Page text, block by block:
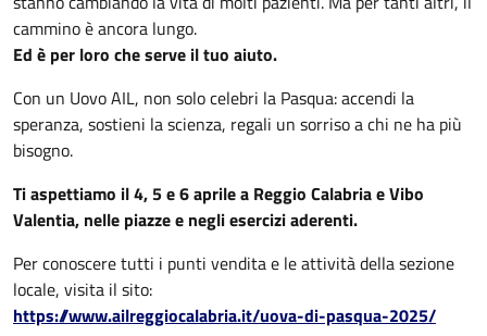
cammino è ancora lungo.
Ed è per loro che serve il tuo aiuto.
Con un Uovo AIL, non solo celebri la Pasqua: accendi la
speranza, sostieni la scienza, regali un sorriso a chi ne ha più
bisogno.
Ti aspettiamo il 4, 5 e 6 aprile a Reggio Calabria e Vibo
Valentia, nelle piazze e negli esercizi aderenti.
Per conoscere tutti i punti vendita e le attività della sezione
locale, visita il sito:
https://www.ailreggiocalabria.it/uova-di-pasqua-2025/